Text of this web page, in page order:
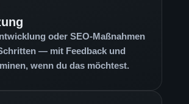
oder SEO-Maßnahmen
— mit Feedback und
wenn du das möchtest.